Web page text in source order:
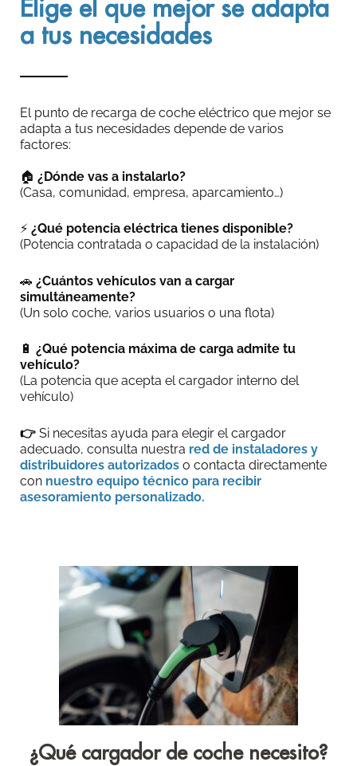
Elige el que mejor se adapta
a tus necesidades
El punto de recarga de coche eléctrico que mejor se
adapta a tus necesidades depende de varios
factores:
🏠 ¿Dónde vas a instalarlo?
(Casa, comunidad, empresa, aparcamiento…)
⚡ ¿Qué potencia eléctrica tienes disponible?
(Potencia contratada o capacidad de la instalación)
🚗 ¿Cuántos vehículos van a cargar
simultáneamente?
(Un solo coche, varios usuarios o una flota)
🔋 ¿Qué potencia máxima de carga admite tu
vehículo?
(La potencia que acepta el cargador interno del
vehículo)
👉 Si necesitas ayuda para elegir el cargador
adecuado, consulta nuestra red de instaladores y
distribuidores autorizados o contacta directamente
con nuestro equipo técnico para recibir
asesoramiento personalizado.
¿Qué cargador de coche necesito?